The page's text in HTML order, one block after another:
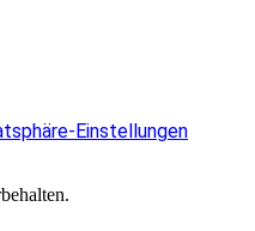
Einstellungen